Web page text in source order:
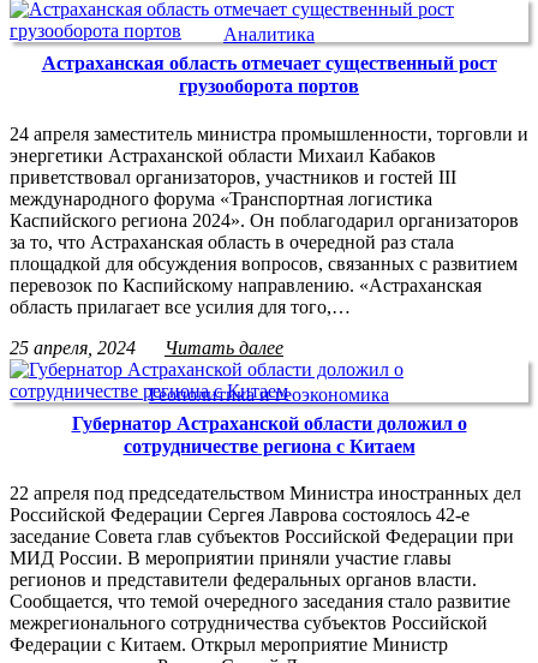
Аналитика
Астраханская область отмечает существенный рост
грузооборота портов
24 апреля заместитель министра промышленности, торговли и
энергетики Астраханской области Михаил Кабаков
приветствовал организаторов, участников и гостей III
международного форума «Транспортная логистика
Каспийского региона 2024». Он поблагодарил организаторов
за то, что Астраханская область в очередной раз стала
площадкой для обсуждения вопросов, связанных с развитием
перевозок по Каспийскому направлению. «Астраханская
область прилагает все усилия для того,…
25 апреля, 2024
Читать далее
Геополитика и геоэкономика
Губернатор Астраханской области доложил о
сотрудничестве региона с Китаем
22 апреля под председательством Министра иностранных дел
Российской Федерации Сергея Лаврова состоялось 42-е
заседание Совета глав субъектов Российской Федерации при
МИД России. В мероприятии приняли участие главы
регионов и представители федеральных органов власти.
Сообщается, что темой очередного заседания стало развитие
межрегионального сотрудничества субъектов Российской
Федерации с Китаем. Открыл мероприятие Министр